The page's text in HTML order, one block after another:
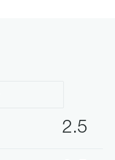
2.5